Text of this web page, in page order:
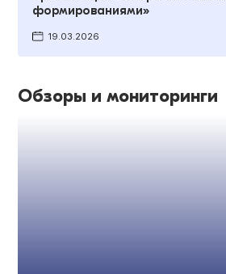
формированиями»
19.03.2026
Обзоры и мониторинги